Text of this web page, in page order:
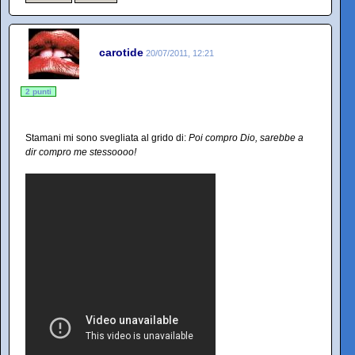
carotide 20/07/2011, 12:21
2 punti
Stamani mi sono svegliata al grido di: Poi compro Dio, sarebbe a
dir compro me stessoooo!